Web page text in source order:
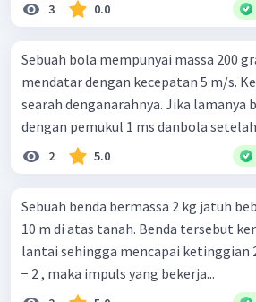
3 0.0
Sebuah bola mempunyai massa 200
mendatar dengan kecepatan 5 m/s.
searah denganarahnya. Jika lamanya
dengan pemukul 1 ms danbola
2 5.0
Sebuah benda bermassa 2 kg jatuh
10 m di atas tanah. Benda tersebut
lantai sehingga mencapai ketinggian
− 2 , maka impuls yang bekerja...